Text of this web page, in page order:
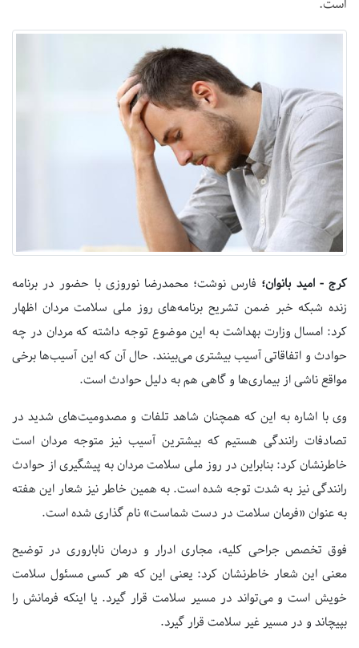
است.
کرج - امید بانوان؛ فارس نوشت؛ محمدرضا نوروزی با حضور در برنامه
زنده شبکه خبر ضمن تشریح برنامه‌های روز ملی سلامت مردان اظهار
کرد: امسال وزارت بهداشت به این موضوع توجه داشته که مردان در چه
حوادث و اتفاقاتی آسیب بیشتری می‌بینند. حال آن که این آسیب‌ها برخی
مواقع ناشی از بیماری‌ها و گاهی هم به دلیل حوادث است.
وی با اشاره به این که همچنان شاهد تلفات و مصدومیت‌های شدید در
تصادفات رانندگی هستیم که بیشترین آسیب نیز متوجه مردان است
خاطرنشان کرد: بنابراین در روز ملی سلامت مردان به پیشگیری از حوادث
رانندگی نیز به شدت توجه شده است. به همین خاطر نیز شعار این هفته
به عنوان «فرمان سلامت در دست شماست» نام گذاری شده است.
فوق تخصص جراحی کلیه، مجاری ادرار و درمان ناباروری در توضیح
معنی این شعار خاطرنشان کرد: یعنی این که هر کسی مسئول سلامت
خویش است و می‌تواند در مسیر سلامت قرار گیرد. یا اینکه فرمانش را
بپیچاند و در مسیر غیر سلامت قرار گیرد.